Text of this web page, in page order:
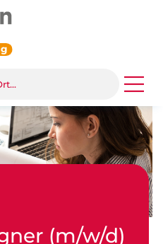
(m/w/d)